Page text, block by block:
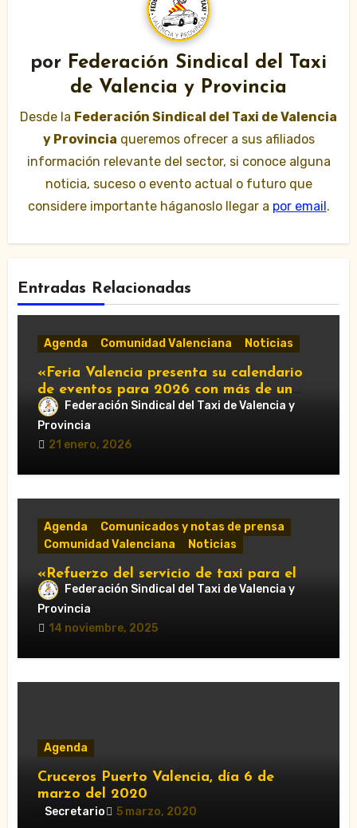
por Federación Sindical del Taxi
de Valencia y Provincia
Desde la Federación Sindical del Taxi de Valencia
y Provincia queremos ofrecer a sus afiliados
información relevante del sector, si conoce alguna
noticia, suceso o evento actual o futuro que
considere importante háganoslo llegar a por email.
Entradas Relacionadas
Agenda Comunidad Valenciana Noticias
«Feria Valencia presenta su calendario
de eventos para 2026 con más de un
centenar de citas»
Federación Sindical del Taxi de Valencia y
Provincia
21 enero, 2026
Agenda
Comunicados y notas de prensa
Comunidad Valenciana
Noticias
«Refuerzo del servicio de taxi para el
Gran Premio de Cheste 2025: horarios y
accesos obligatorios»
Federación Sindical del Taxi de Valencia y
Provincia
14 noviembre, 2025
Agenda
Cruceros Puerto Valencia, día 6 de
marzo del 2020
Secretario 5 marzo, 2020